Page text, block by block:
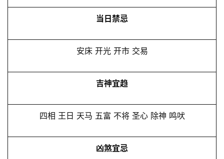
当日禁忌
安床 开光 开市 交易
吉神宜趋
四相 王日 天马 五富 不将 圣心 除神 鸣吠
凶煞宜忌